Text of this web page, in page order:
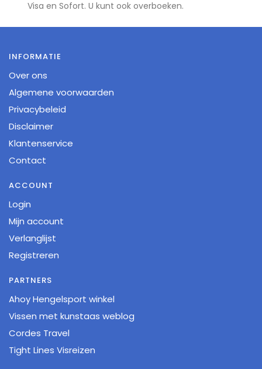
Visa en Sofort. U kunt ook overboeken.
INFORMATIE
Over ons
Algemene voorwaarden
Privacybeleid
Disclaimer
Klantenservice
Contact
ACCOUNT
Login
Mijn account
Verlanglijst
Registreren
PARTNERS
Ahoy Hengelsport winkel
Vissen met kunstaas weblog
Cordes Travel
Tight Lines Visreizen